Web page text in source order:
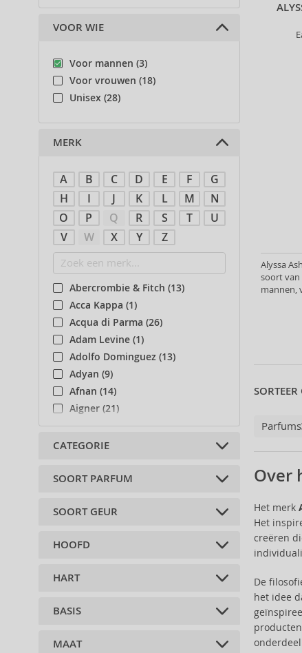
Alyssa
soort van
mannen,
SORTEER
Parfums
Over
Het merk
Het
creëren
De
het idee
VOOR WIE
Voor mannen (3)
Voor vrouwen (18)
Unisex (28)
MERK
A B C D E F
G
H
I J K L M
N
O
P Q R S T
U
V
W X Y Z
Abercrombie & Fitch (13)
Acca Kappa (1)
Acqua di Parma (26)
Adam Levine (1)
Adolfo Dominguez (13)
Adyan (9)
Afnan (14)
Aigner (21)
Ajmal (19)
Al Haramain (21)
Alexandre.J (3)
Alyssa Ashley (3)
Amouage (23)
Anfar (22)
Animale (4)
CATEGORIE
Lichaamsaccessoires (2)
SOORT PARFUM
Geparfumeerde wateren (1)
Aftershave balsems (1)
SOORT GEUR
citrus (1)
kruiden (1)
HOOFD
citroen (3)
galbanum (2)
oranje (1)
HART
violet (2)
tabaksbladeren (1)
BASIS
muskus (3)
MAAT